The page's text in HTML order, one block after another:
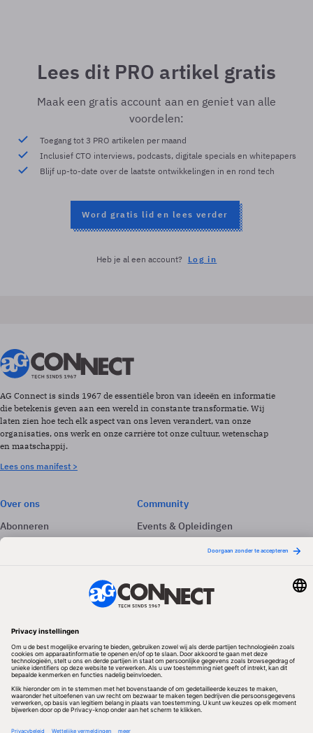
Lees dit PRO artikel gratis
Maak een gratis account aan en geniet van alle
voordelen:
Toegang tot 3 PRO artikelen per maand
Inclusief CTO interviews, podcasts, digitale specials en whitepapers
Blijf up-to-date over de laatste ontwikkelingen in en rond tech
Word gratis lid en lees verder
Heb je al een account? Log in
AG Connect is sinds 1967 de essentiële bron van ideeën en informatie
die betekenis geven aan een wereld in constante transformatie. Wij
laten zien hoe tech elk aspect van ons leven verandert, van onze
organisaties, ons werk en onze carrière tot onze cultuur, wetenschap
en maatschappij.
Lees ons manifest >
Over ons
Abonneren
Adverteren
Community
Events & Opleidingen
Nieuwsbrieven
Volg ons
Redactionele partner